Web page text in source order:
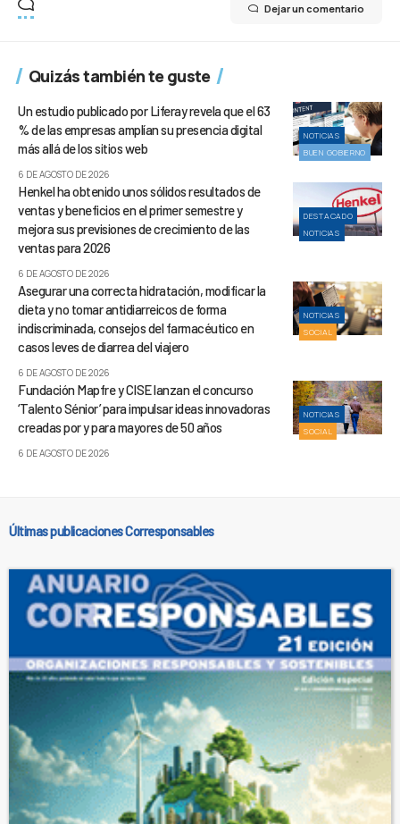
Dejar un comentario
Quizás también te guste
NOTICIAS
BUEN GOBIERNO
Un estudio publicado por Liferay revela que el 63
% de las empresas amplían su presencia digital
más allá de los sitios web
6 DE AGOSTO DE 2026
DESTACADO
NOTICIAS
Henkel ha obtenido unos sólidos resultados de
ventas y beneficios en el primer semestre y
mejora sus previsiones de crecimiento de las
ventas para 2026
6 DE AGOSTO DE 2026
NOTICIAS
SOCIAL
Asegurar una correcta hidratación, modificar la
dieta y no tomar antidiarreicos de forma
indiscriminada, consejos del farmacéutico en
casos leves de diarrea del viajero
6 DE AGOSTO DE 2026
NOTICIAS
SOCIAL
Fundación Mapfre y CISE lanzan el concurso
‘Talento Sénior’ para impulsar ideas innovadoras
creadas por y para mayores de 50 años
6 DE AGOSTO DE 2026
Últimas publicaciones Corresponsables